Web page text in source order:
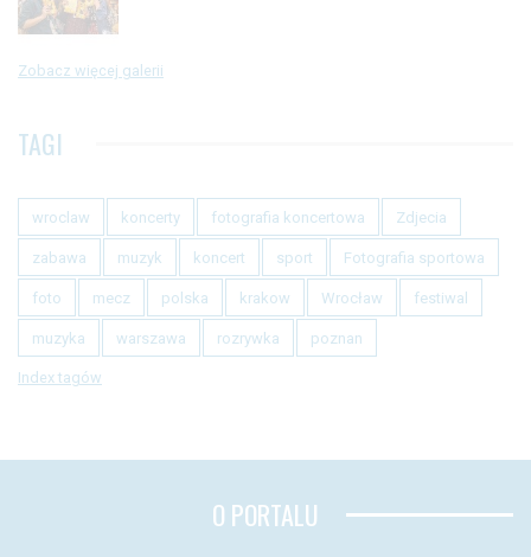
Zobacz więcej galerii
TAGI
wroclaw koncerty fotografia koncertowa Zdjecia
zabawa muzyk koncert sport Fotografia sportowa
foto mecz polska krakow Wrocław festiwal
muzyka warszawa rozrywka poznan
Index tagów
O PORTALU